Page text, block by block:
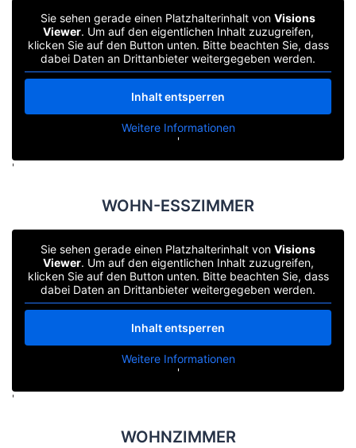
Sie sehen gerade einen Platzhalterinhalt von Visions
Viewer. Um auf den eigentlichen Inhalt zuzugreifen,
klicken Sie auf den Button unten. Bitte beachten Sie, dass
dabei Daten an Drittanbieter weitergegeben werden.
Inhalt entsperren
Weitere Informationen
'
'
WOHN-ESSZIMMER
Sie sehen gerade einen Platzhalterinhalt von Visions
Viewer. Um auf den eigentlichen Inhalt zuzugreifen,
klicken Sie auf den Button unten. Bitte beachten Sie, dass
dabei Daten an Drittanbieter weitergegeben werden.
Inhalt entsperren
Weitere Informationen
'
'
WOHNZIMMER